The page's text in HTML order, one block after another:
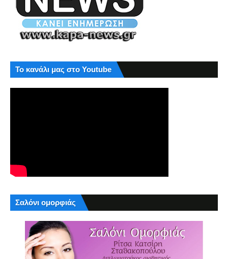
Το κανάλι μας στο Youtube
Σαλόνι ομορφιάς